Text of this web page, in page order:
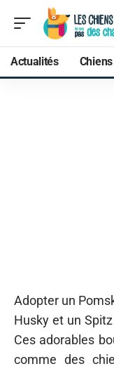
Actualités Chiens
Adopter un
Husky et un
Ces adorables
comme des